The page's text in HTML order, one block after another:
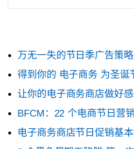
万无一失的节日季广告策略
得到你的 电子商务 为圣诞
让你的电子商务商店做好
BFCM：22 个电商节日营
电子商务商店节日促销基